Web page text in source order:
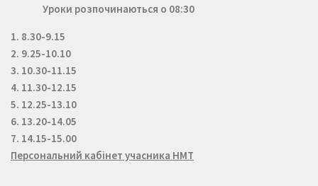
Уроки розпочинаються о 08:30
1. 8.30-9.15
2. 9.25-10.10
3. 10.30-11.15
4. 11.30-12.15
5. 12.25-13.10
6. 13.20-14.05
7. 14.15-15.00
Персональний кабінет учасника НМТ